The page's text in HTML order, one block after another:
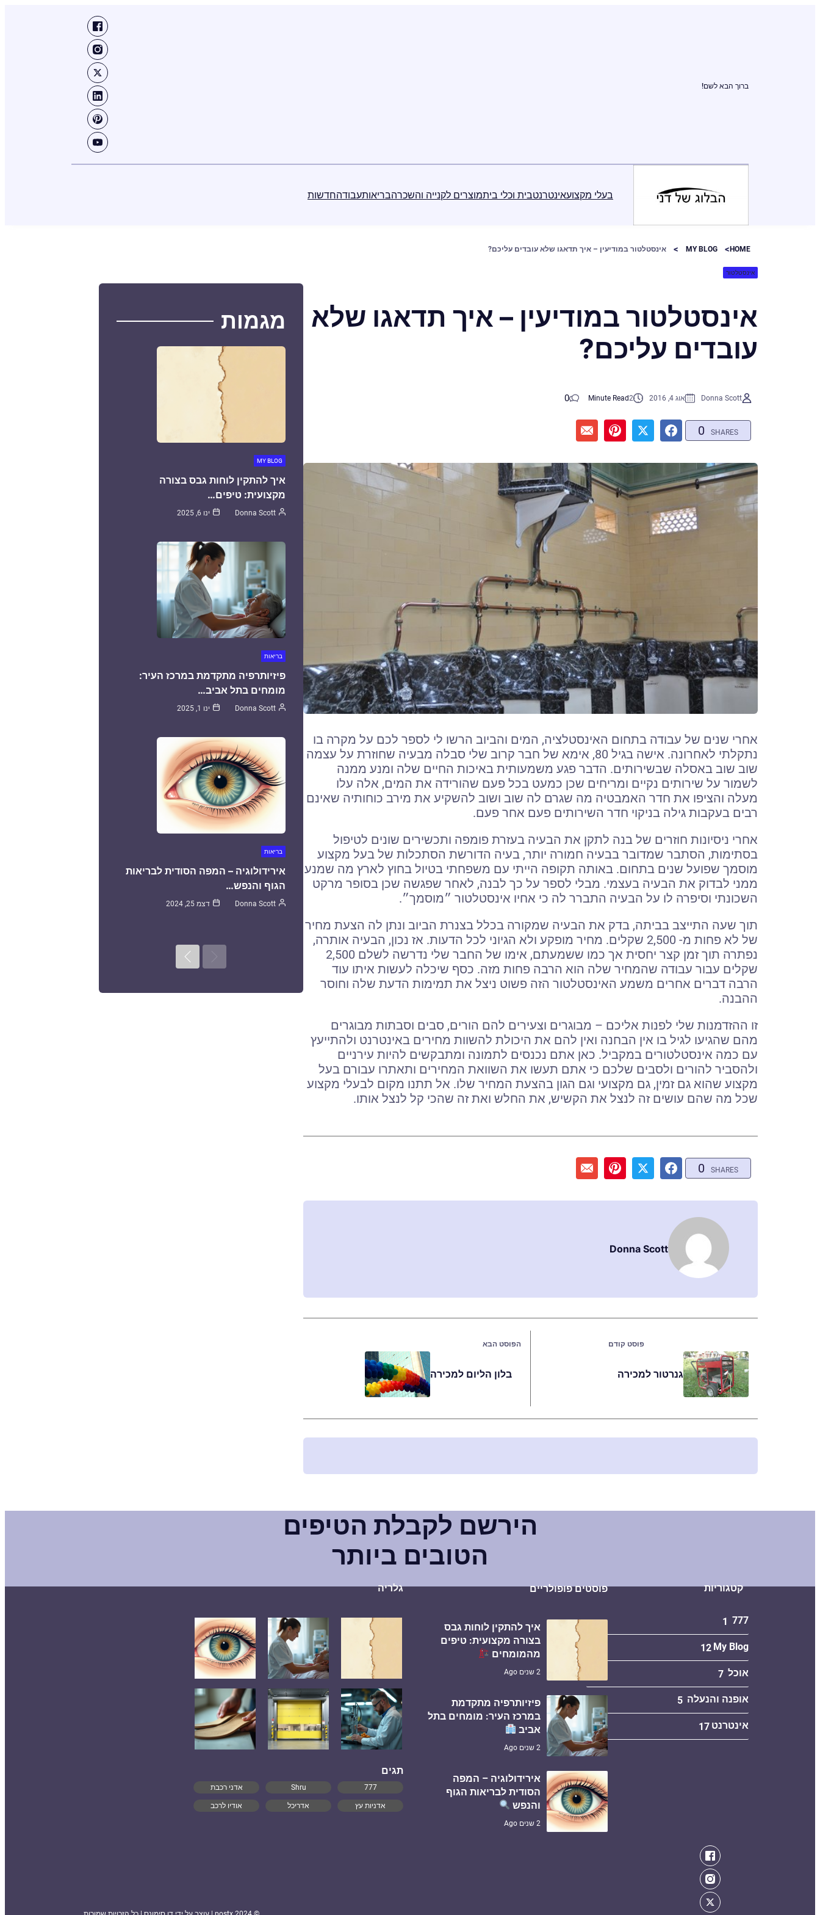
ברוך הבא לשם!
בעלי מקצועאינטרנטבית וכלי ביתמוצרים לקנייה והשכרהבריאותעבודהחדשות
HOME
MY BLOG אינסטלטור במודיעין – איך תדאגו שלא עובדים עליכם?
אינסטלטור
אינסטלטור במודיעין – איך תדאגו שלא
עובדים עליכם?
Donna Scott אוג 4, 2016 2
Minute Read
0
0 SHARES
אחרי שנים של עבודה בתחום האינסטלציה, המים והביוב הרשו לי לספר לכם על מקרה בו
נתקלתי לאחרונה. אישה בגיל 80, אימא של חבר קרוב שלי סבלה מבעיה שחוזרת על עצמה
שוב שוב באסלה שבשירותים. הדבר פגע משמעותית באיכות החיים שלה ומנע ממנה
לשמור על שירותים נקיים ומריחים שכן כמעט בכל פעם שהורידה את המים, אלה עלו
מעלה והציפו את חדר האמבטיה מה שגרם לה שוב ושוב להשקיע את מירב כוחותיה שאינם
רבים בעקבות גילה בניקוי חדר השירותים פעם אחר פעם.
אחרי ניסיונות חוזרים של בנה לתקן את הבעיה בעזרת פומפה ותכשירים שונים לטיפול
בסתימות, הסתבר שמדובר בבעיה חמורה יותר, בעיה הדורשת הסתכלות של בעל מקצוע
מוסמך שפועל שנים בתחום. באותה תקופה הייתי עם משפחתי בטיול בחוץ לארץ מה שמנע
ממני לבדוק את הבעיה בעצמי. מבלי לספר על כך לבנה, לאחר שפגשה שכן בסופר מרקט
השכונתי וסיפרה לו על הבעיה התברר לה כי אחיו אינסטלטור ״מוסמך״.
תוך שעה התייצב בביתה, בדק את הבעיה שמקורה בכלל בצנרת הביוב ונתן לה הצעת מחיר
של לא פחות מ- 2,500 שקלים. מחיר מופקע ולא הגיוני לכל הדעות. אז נכון, הבעיה אותרה,
נפתרה תוך זמן קצר יחסית אך כמו ששמעתם, אימו של החבר שלי נדרשה לשלם 2,500
שקלים עבור עבודה שהמחיר שלה הוא הרבה פחות מזה. כסף שיכלה לעשות איתו עוד
הרבה דברים אחרים משמע האינסטלטור הזה פשוט ניצל את תמימות הדעת שלה וחוסר
ההבנה.
זו ההזדמנות שלי לפנות אליכם – מבוגרים וצעירים להם הורים, סבים וסבתות מבוגרים
מהם שהגיעו לגיל בו אין הבחנה ואין להם את היכולת להשוות מחירים באינטרנט ולהתייעץ
עם כמה אינסטלטורים במקביל. כאן אתם נכנסים לתמונה ומתבקשים להיות עירניים
ולהסביר להורים ולסבים שלכם כי אתם תעשו את השוואת המחירים ותאתרו עבורם בעל
מקצוע שהוא גם זמין, גם מקצועי וגם הגון בהצעת המחיר שלו. אל תתנו מקום לבעלי מקצוע
שכל מה שהם עושים זה לנצל את הקשיש, את החלש ואת זה שהכי קל לנצל אותו.
0 SHARES
Donna Scott
פוסט קודם
גנרטור למכירה
הפוסט הבא
בלון הליום למכירה
מגמות
MY BLOG
איך להתקין לוחות גבס בצורה
מקצועית: טיפים…
Donna Scott ינו 6, 2025
בריאות
פיזיותרפיה מתקדמת במרכז העיר:
מומחים בתל אביב…
Donna Scott ינו 1, 2025
בריאות
אירידולוגיה – המפה הסודית לבריאות
הגוף והנפש…
Donna Scott דצמ 25, 2024
Previous
Next
הירשם לקבלת הטיפים
הטובים ביותר
קטגוריות
777
1
My Blog
12
אוכל 7
אופנה והנעלה 5
אינטרנט 17
פוסטים פופולריים
איך להתקין לוחות גבס
בצורה מקצועית: טיפים
מהמומחים
2 שנים Ago
פיזיותרפיה מתקדמת
במרכז העיר: מומחים בתל
אביב
2 שנים Ago
אירידולוגיה – המפה
הסודית לבריאות הגוף
והנפש
2 שנים Ago
גלריה
תגים
777
Shru אדני רכבת
אדניות עץ אדריכל אודיו לרכב